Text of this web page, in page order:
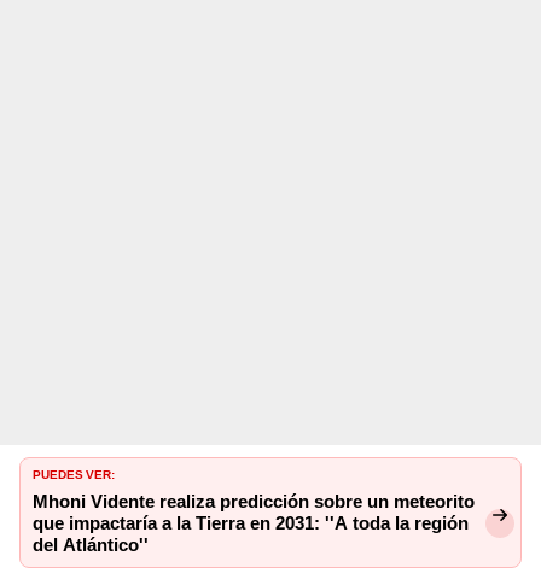
PUEDES VER:
Mhoni Vidente realiza predicción sobre un meteorito
que impactaría a la Tierra en 2031: ''A toda la región
del Atlántico''